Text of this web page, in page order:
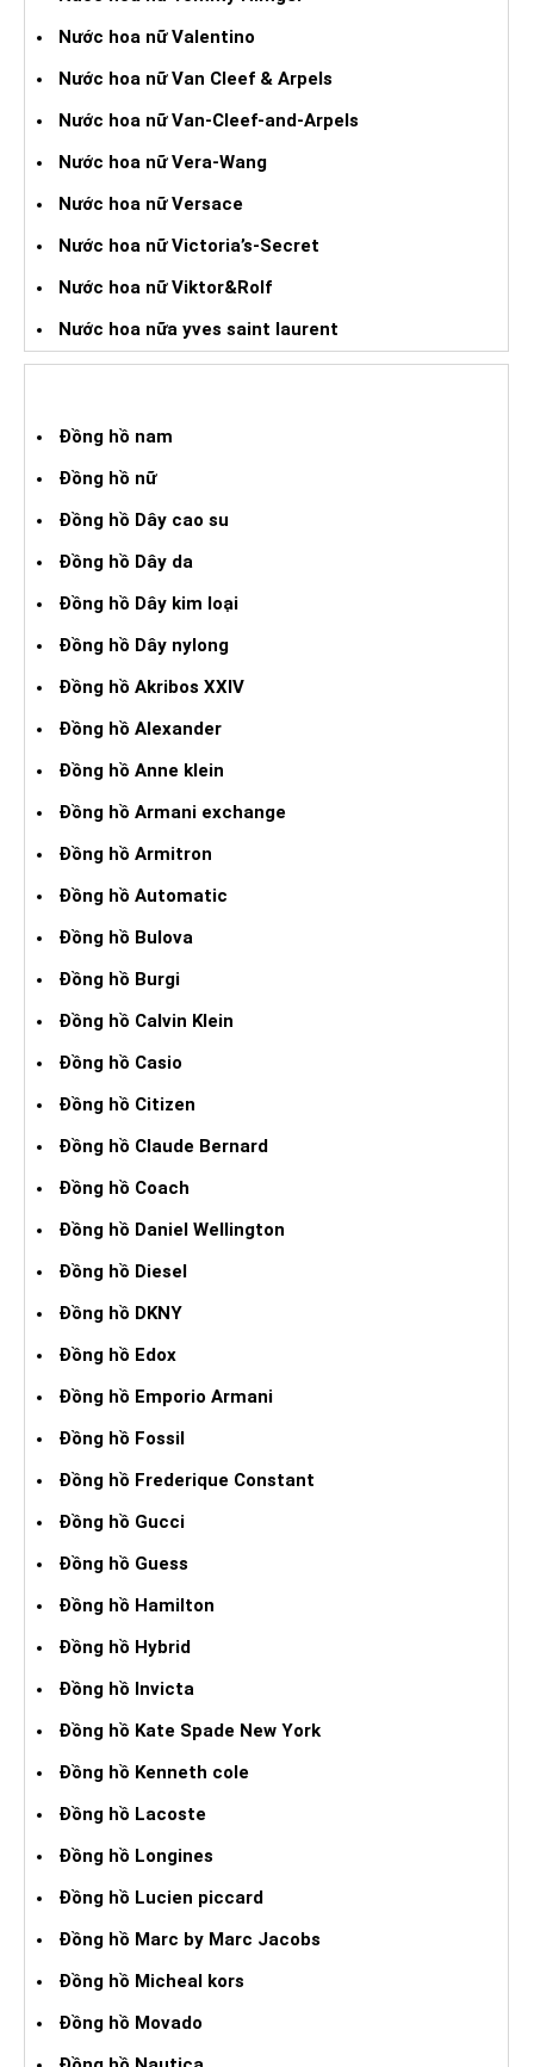
Nước hoa nữ Valentino
Nước hoa nữ Van Cleef & Arpels
Nước hoa nữ Van-Cleef-and-Arpels
Nước hoa nữ Vera-Wang
Nước hoa nữ Versace
Nước hoa nữ Victoria’s-Secret
Nước hoa nữ Viktor&Rolf
Nước hoa nữa yves saint laurent
Đồng hồ nam
Đồng hồ nữ
Đồng hồ Dây cao su
Đồng hồ Dây da
Đồng hồ Dây kim loại
Đồng hồ Dây nylong
Đồng hồ Akribos XXIV
Đồng hồ Alexander
Đồng hồ Anne klein
Đồng hồ Armani exchange
Đồng hồ Armitron
Đồng hồ Automatic
Đồng hồ Bulova
Đồng hồ Burgi
Đồng hồ Calvin Klein
Đồng hồ Casio
Đồng hồ Citizen
Đồng hồ Claude Bernard
Đồng hồ Coach
Đồng hồ Daniel Wellington
Đồng hồ Diesel
Đồng hồ DKNY
Đồng hồ Edox
Đồng hồ Emporio Armani
Đồng hồ Fossil
Đồng hồ Frederique Constant
Đồng hồ Gucci
Đồng hồ Guess
Đồng hồ Hamilton
Đồng hồ Hybrid
Đồng hồ Invicta
Đồng hồ Kate Spade New York
Đồng hồ Kenneth cole
Đồng hồ Lacoste
Đồng hồ Longines
Đồng hồ Lucien piccard
Đồng hồ Marc by Marc Jacobs
Đồng hồ Micheal kors
Đồng hồ Movado